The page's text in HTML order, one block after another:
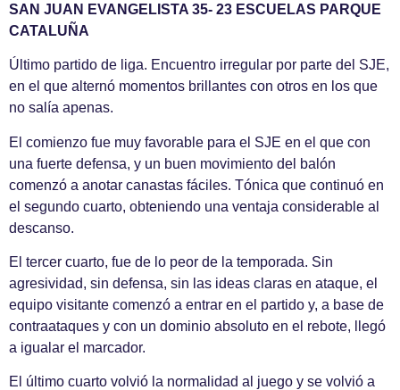
SAN JUAN EVANGELISTA 35- 23 ESCUELAS PARQUE
CATALUÑA
Último partido de liga. Encuentro irregular por parte del SJE,
en el que alternó momentos brillantes con otros en los que
no salía apenas.
El comienzo fue muy favorable para el SJE en el que con
una fuerte defensa, y un buen movimiento del balón
comenzó a anotar canastas fáciles. Tónica que continuó en
el segundo cuarto, obteniendo una ventaja considerable al
descanso.
El tercer cuarto, fue de lo peor de la temporada. Sin
agresividad, sin defensa, sin las ideas claras en ataque, el
equipo visitante comenzó a entrar en el partido y, a base de
contraataques y con un dominio absoluto en el rebote, llegó
a igualar el marcador.
El último cuarto volvió la normalidad al juego y se volvió a